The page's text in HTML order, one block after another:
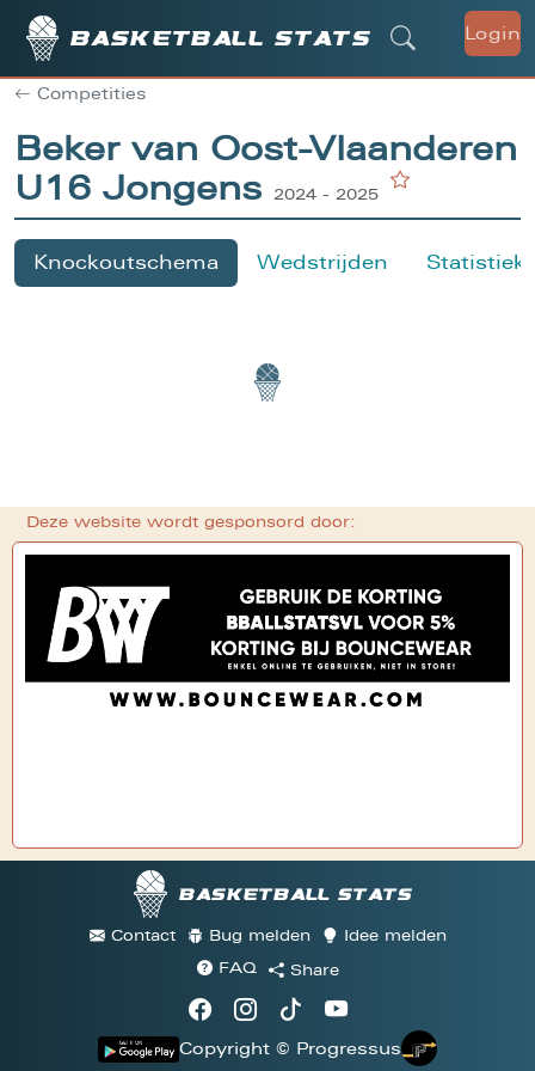
Basketball stats Login
Competities
Beker van Oost-Vlaanderen
U16 Jongens
2024 - 2025
Knockoutschema Wedstrijden
Deze website wordt gesponsord door:
Basketball stats
Contact Bug melden
Idee melden
FAQ
Share
Copyright © Progressus